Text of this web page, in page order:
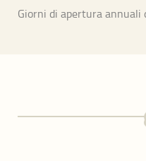
Giorni di apertura annuali
Sviluppo Infrastrutturale
Sicurezza stradale